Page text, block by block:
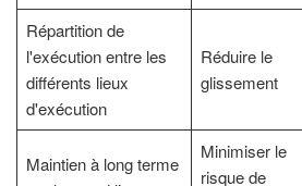
Répartition de
l'exécution entre les
différents lieux
d'exécution
Réduire le
glissement
Maintien à long terme
Minimiser le
risque de